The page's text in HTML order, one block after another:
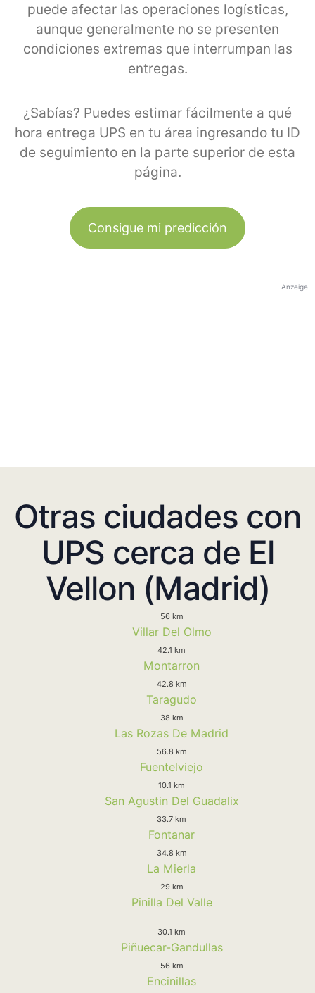
puede afectar las operaciones logísticas,
aunque generalmente no se presenten
condiciones extremas que interrumpan las
entregas.
¿Sabías? Puedes estimar fácilmente a qué
hora entrega UPS en tu área ingresando tu ID
de seguimiento en la parte superior de esta
página.
Consigue mi predicción
Anzeige
Otras ciudades con
UPS cerca de El
Vellon (Madrid)
56 km
Villar Del Olmo
42.1 km
Montarron
42.8 km
Taragudo
38 km
Las Rozas De Madrid
56.8 km
Fuentelviejo
10.1 km
San Agustin Del Guadalix
33.7 km
Fontanar
34.8 km
La Mierla
29 km
Pinilla Del Valle
30.1 km
Piñuecar-Gandullas
56 km
Encinillas